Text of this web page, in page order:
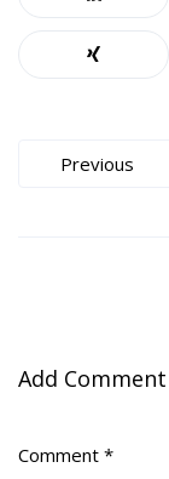
Previous
Add Comment
Comment *